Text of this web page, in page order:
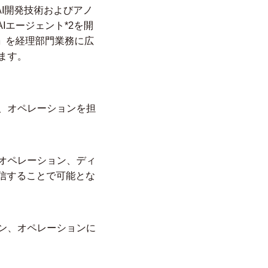
発技術およびアノ
エージェント *2を開
を経理部門業務に広
す。
オペレーションを担
ペレーション、ディ
することで可能とな
、オペレーションに